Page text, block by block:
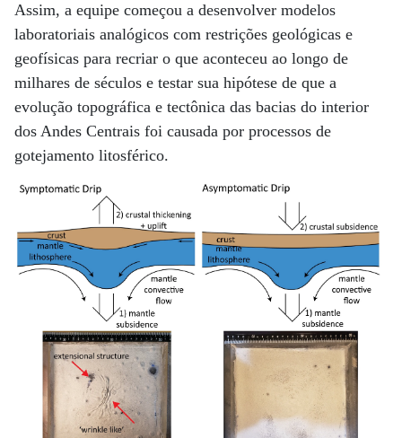
Assim, a equipe começou a desenvolver modelos
laboratoriais analógicos com restrições geológicas e
geofísicas para recriar o que aconteceu ao longo de
milhares de séculos e testar sua hipótese de que a
evolução topográfica e tectônica das bacias do interior
dos Andes Centrais foi causada por processos de
gotejamento litosférico.